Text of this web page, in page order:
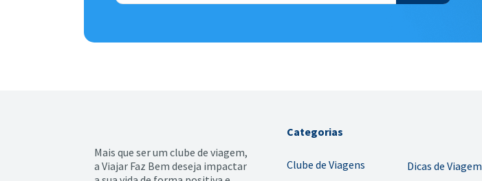
Mais que ser um clube de viagem,
a Viajar Faz Bem deseja impactar
Categorias
Clube de Viagens
Dicas de Viagem